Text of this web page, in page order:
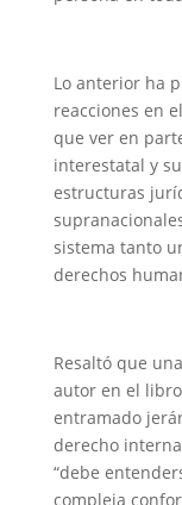
Lo anterior ha
reacciones en
que ver en
interestatal y
estructuras
sistema tanto
derechos
Resaltó que
autor en el
entramado
derecho
“debe
compleja